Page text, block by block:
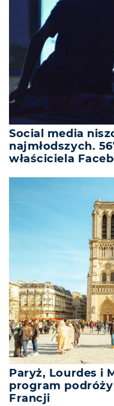
Social media
najmłodszych.
właściciela
Paryż, Lourdes i
program podróży
Francji